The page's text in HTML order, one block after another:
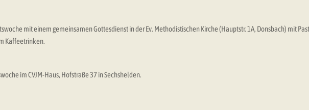
mit einem gemeinsamen Gottesdienst in der Ev. Methodistischen Kirche (Hauptstr. 1A, Donsbach) mit
Kaffeetrinken.
im CVJM-Haus, Hofstraße 37 in Sechshelden.